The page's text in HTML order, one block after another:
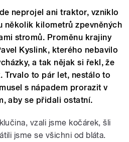
neprojel ani traktor, vzniklo
několik kilometrů zpevněných
stromů. Proměnu krajiny
Kyslink, kterého nebavilo
a tak nějak si řekl, že
Trvalo to pár let, nestálo to
s nápadem prorazit v
aby se přidali ostatní.
vzali jsme kočárek, šli
jsme se všichni od bláta.